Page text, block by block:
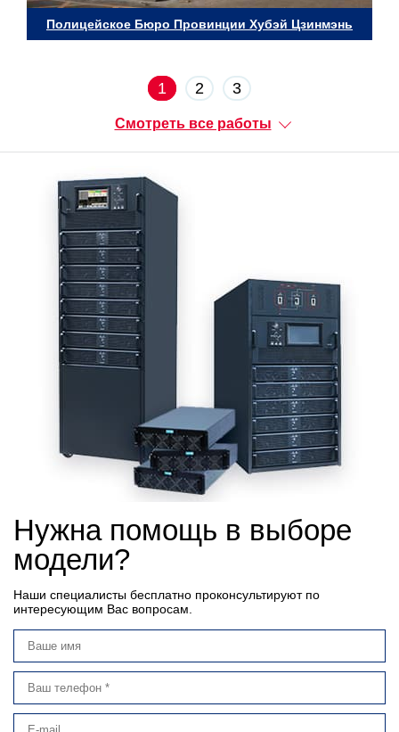
Полицейское Бюро Провинции Хубэй Цзинмэнь
1 2 3
Смотреть все работы
Нужна помощь в выборе
модели?
Наши специалисты бесплатно проконсультируют по
интересующим Вас вопросам.